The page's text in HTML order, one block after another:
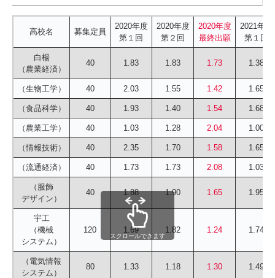
高校名 募集定員
2020年度
第１回
2020年度
第２回
2020年度
最終出願
2021年度
第１回
白楊
（農業経済）
40 1.83 1.83 1.73 1.38
（生物工学） 40 2.03 1.55 1.42 1.65
（食品科学） 40 1.93 1.40 1.54 1.68
（農業工学） 40 1.03 1.28 2.04 1.00
（情報技術） 40 2.35 1.70 1.58 1.65
（流通経済） 40 1.73 1.73 2.08 1.03
（服飾
デザイン）
40 1.88 1.90 1.65 1.95
宇工
（機械
システム）
120 1.69 1.82 1.24 1.74
（電気情報
システム）
80 1.33 1.18 1.30 1.49
スクロールできます